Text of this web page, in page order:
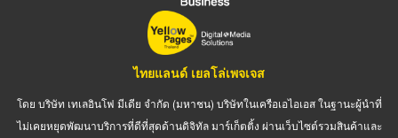
ไทยแลนด์ เยลโล่เพจเจส
โดย บริษัท เทเลอินโฟ มีเดีย จำกัด (มหาชน) บริษัทในเครือเอไอเอส ในฐานะผู้นำที่
ไม่เคยหยุดพัฒนาบริการที่ดีที่สุดด้านดิจิทัล มาร์เก็ตติ้ง ผ่านเว็บไซต์รวมสินค้าและ